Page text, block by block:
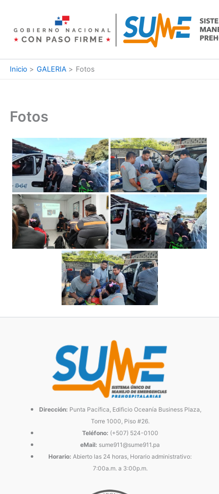
contenido
Inicio GALERIA Fotos
Fotos
Dirección: Punta Pacífica, Edificio Oceanía Business Plaza,
Torre 1000, Piso #26.
Teléfono: (+507) 524-0100
eMail: sume911@sume911.pa
Horario: Abierto las 24 horas, Horario administrativo:
7:00a.m. a 3:00p.m.